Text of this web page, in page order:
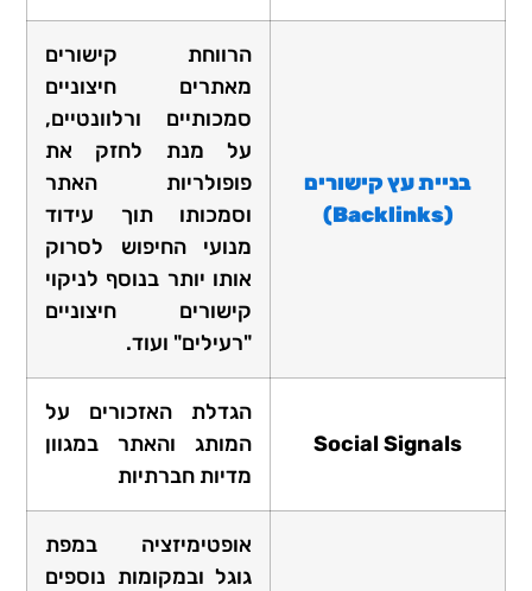
בניית עץ קישורים
(Backlinks)
הרווחת קישורים
מאתרים חיצוניים
סמכותיים ורלוונטיים,
על מנת לחזק את
פופולריות האתר
וסמכותו תוך עידוד
מנועי החיפוש לסרוק
אותו יותר בנוסף לניקוי
קישורים חיצוניים
"רעילים" ועוד.
Social Signals
הגדלת האזכורים על
המותג והאתר במגוון
מדיות חברתיות
אופטימיזציה במפת
גוגל ובמקומות נוספים